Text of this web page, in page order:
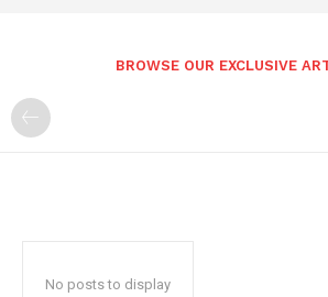
BROWSE OUR EXCLUSIVE
No posts to display